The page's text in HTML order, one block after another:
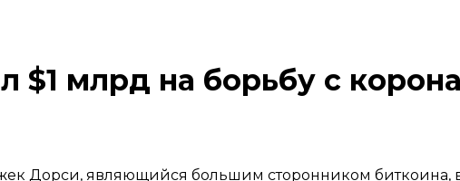
$1 млрд на борьбу с
Дорси, являющийся большим сторонником биткоина, в